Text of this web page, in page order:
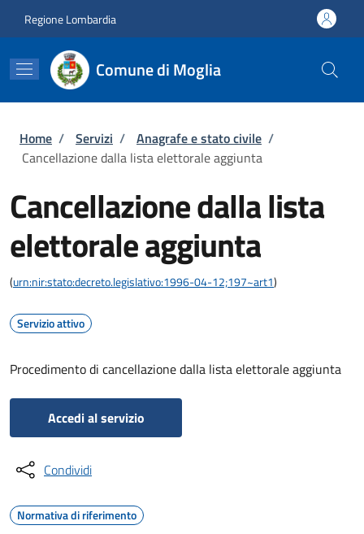
Regione Lombardia
Comune di Moglia
Briciole di pane
Home / Servizi / Anagrafe e stato civile /
Cancellazione dalla lista elettorale aggiunta
Cancellazione dalla lista
elettorale aggiunta
(urn:nir:stato:decreto.legislativo:1996-04-12;197~art1)
Servizio attivo
Procedimento di cancellazione dalla lista elettorale aggiunta
Accedi al servizio
Condividi
Normativa di riferimento